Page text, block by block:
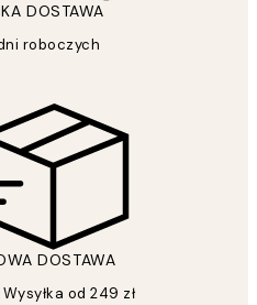
DOSTAWA
roboczych
DOSTAWA
od 249 zł